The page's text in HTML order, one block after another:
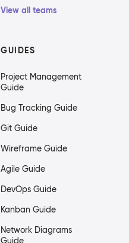
View all teams
GUIDES
Project Management
Guide
Bug Tracking Guide
Git Guide
Wireframe Guide
Agile Guide
DevOps Guide
Kanban Guide
Network Diagrams
Guide